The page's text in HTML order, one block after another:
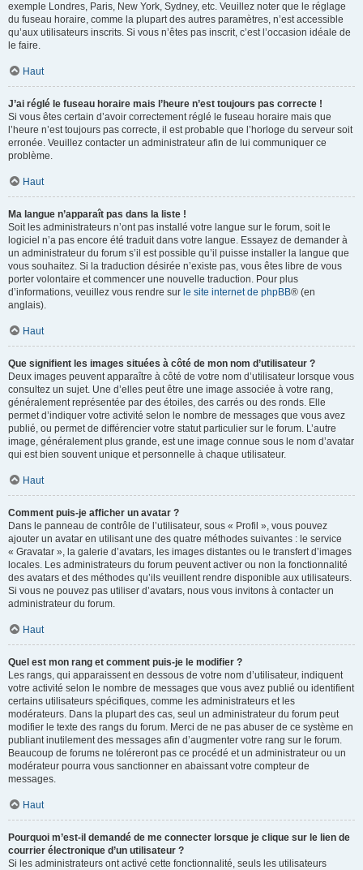
exemple Londres, Paris, New York, Sydney, etc. Veuillez noter que le réglage
du fuseau horaire, comme la plupart des autres paramètres, n’est accessible
qu’aux utilisateurs inscrits. Si vous n’êtes pas inscrit, c’est l’occasion idéale de
le faire.
Haut
J’ai réglé le fuseau horaire mais l’heure n’est toujours pas correcte !
Si vous êtes certain d’avoir correctement réglé le fuseau horaire mais que
l’heure n’est toujours pas correcte, il est probable que l’horloge du serveur soit
erronée. Veuillez contacter un administrateur afin de lui communiquer ce
problème.
Haut
Ma langue n’apparaît pas dans la liste !
Soit les administrateurs n’ont pas installé votre langue sur le forum, soit le
logiciel n’a pas encore été traduit dans votre langue. Essayez de demander à
un administrateur du forum s’il est possible qu’il puisse installer la langue que
vous souhaitez. Si la traduction désirée n’existe pas, vous êtes libre de vous
porter volontaire et commencer une nouvelle traduction. Pour plus
d’informations, veuillez vous rendre sur le site internet de phpBB® (en
anglais).
Haut
Que signifient les images situées à côté de mon nom d’utilisateur ?
Deux images peuvent apparaître à côté de votre nom d’utilisateur lorsque vous
consultez un sujet. Une d’elles peut être une image associée à votre rang,
généralement représentée par des étoiles, des carrés ou des ronds. Elle
permet d’indiquer votre activité selon le nombre de messages que vous avez
publié, ou permet de différencier votre statut particulier sur le forum. L’autre
image, généralement plus grande, est une image connue sous le nom d’avatar
qui est bien souvent unique et personnelle à chaque utilisateur.
Haut
Comment puis-je afficher un avatar ?
Dans le panneau de contrôle de l’utilisateur, sous « Profil », vous pouvez
ajouter un avatar en utilisant une des quatre méthodes suivantes : le service
« Gravatar », la galerie d’avatars, les images distantes ou le transfert d’images
locales. Les administrateurs du forum peuvent activer ou non la fonctionnalité
des avatars et des méthodes qu’ils veuillent rendre disponible aux utilisateurs.
Si vous ne pouvez pas utiliser d’avatars, nous vous invitons à contacter un
administrateur du forum.
Haut
Quel est mon rang et comment puis-je le modifier ?
Les rangs, qui apparaissent en dessous de votre nom d’utilisateur, indiquent
votre activité selon le nombre de messages que vous avez publié ou identifient
certains utilisateurs spécifiques, comme les administrateurs et les
modérateurs. Dans la plupart des cas, seul un administrateur du forum peut
modifier le texte des rangs du forum. Merci de ne pas abuser de ce système en
publiant inutilement des messages afin d’augmenter votre rang sur le forum.
Beaucoup de forums ne toléreront pas ce procédé et un administrateur ou un
modérateur pourra vous sanctionner en abaissant votre compteur de
messages.
Haut
Pourquoi m’est-il demandé de me connecter lorsque je clique sur le lien de
courrier électronique d’un utilisateur ?
Si les administrateurs ont activé cette fonctionnalité, seuls les utilisateurs